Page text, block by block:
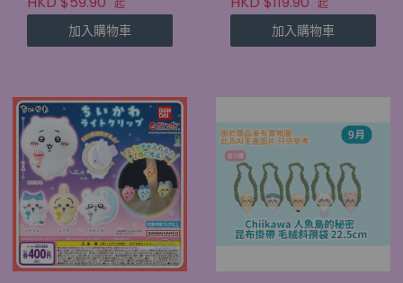
加入購物車 加入購物車